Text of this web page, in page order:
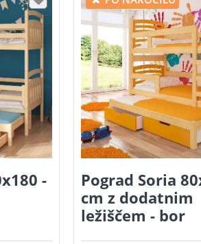
-
Pograd Soria
cm z dodatnim
ležiščem - bor